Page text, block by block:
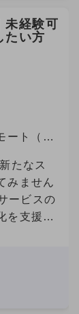
未経験可
たい方
ート（在
たなス
みません
を支援す
果が報